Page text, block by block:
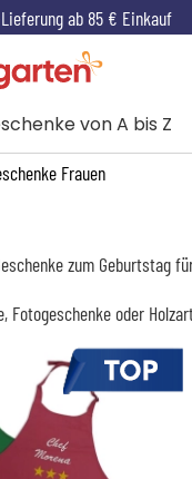
ab 85 € Einkauf
von A bis Z
Frauen
zum Geburtstag
Fotogeschenke oder